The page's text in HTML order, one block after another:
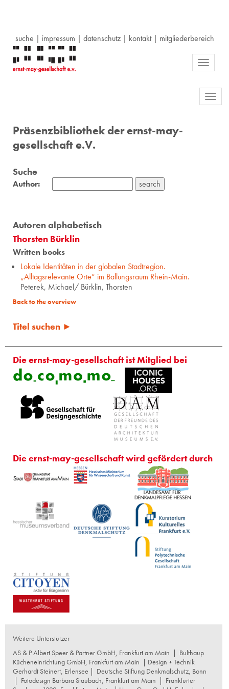
suche | impressum | datenschutz| kontakt| mitgliederbereich
Toggle
Präsenzbibliothek der ernst-may-
gesellschaft e.V.
Suche
Author:
Autoren alphabetisch
Thorsten Bürklin
Written books
Lokale Identitäten in der globalen Stadtregion.
„Alltagsrelevante Orte“ im Ballungsraum Rhein-Main.
Peterek, Michael/ Bürklin, Thorsten
Back to the overview
Titel suchen ►
Die ernst-may-gesellschaft ist Mitglied bei
Die ernst-may-gesellschaft wird gefördert durch
Weitere Unterstützer
AS & P Albert Speer & Partner GmbH, Frankfurt am Main | Bulthaup
Kücheneinrichtung GmbH, Frankfurt am Main | Design + Technik
Gerhardt Steinert, Erlensee | Deutsche Stiftung Denkmalschutz, Bonn
| Fotodesign Barbara Staubach, Frankfurt am Main | Frankfurter